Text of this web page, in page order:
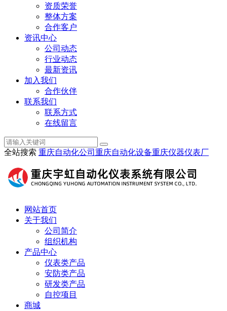
资质荣誉
整体方案
合作客户
资讯中心
公司动态
行业动态
最新资讯
加入我们
合作伙伴
联系我们
联系方式
在线留言
全站搜索 重庆自动化公司 重庆自动化设备重庆仪器仪表厂
网站首页
关于我们
公司简介
组织机构
产品中心
仪表类产品
安防类产品
研发类产品
自控项目
商城